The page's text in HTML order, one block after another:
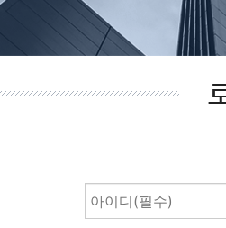
찾아오시는길